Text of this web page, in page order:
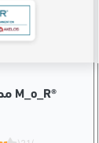
محاكاة اختبار أسئلة M_o_R®